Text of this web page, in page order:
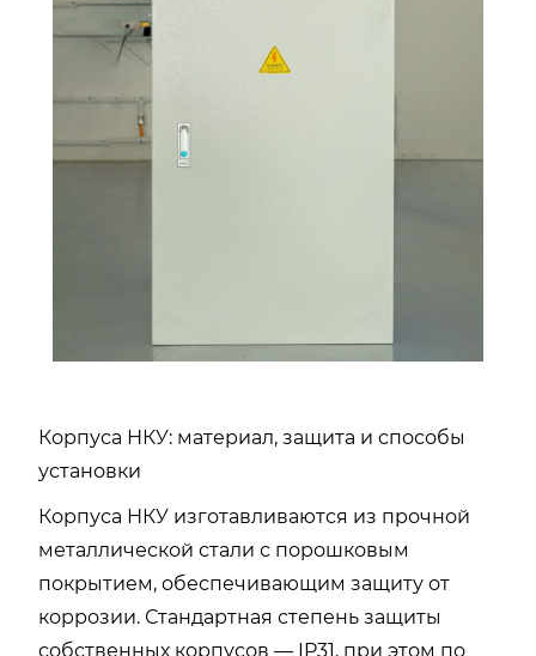
Корпуса НКУ: материал, защита и способы
установки
Корпуса НКУ изготавливаются из прочной
металлической стали с порошковым
покрытием, обеспечивающим защиту от
коррозии. Стандартная степень защиты
собственных корпусов — IP31, при этом по